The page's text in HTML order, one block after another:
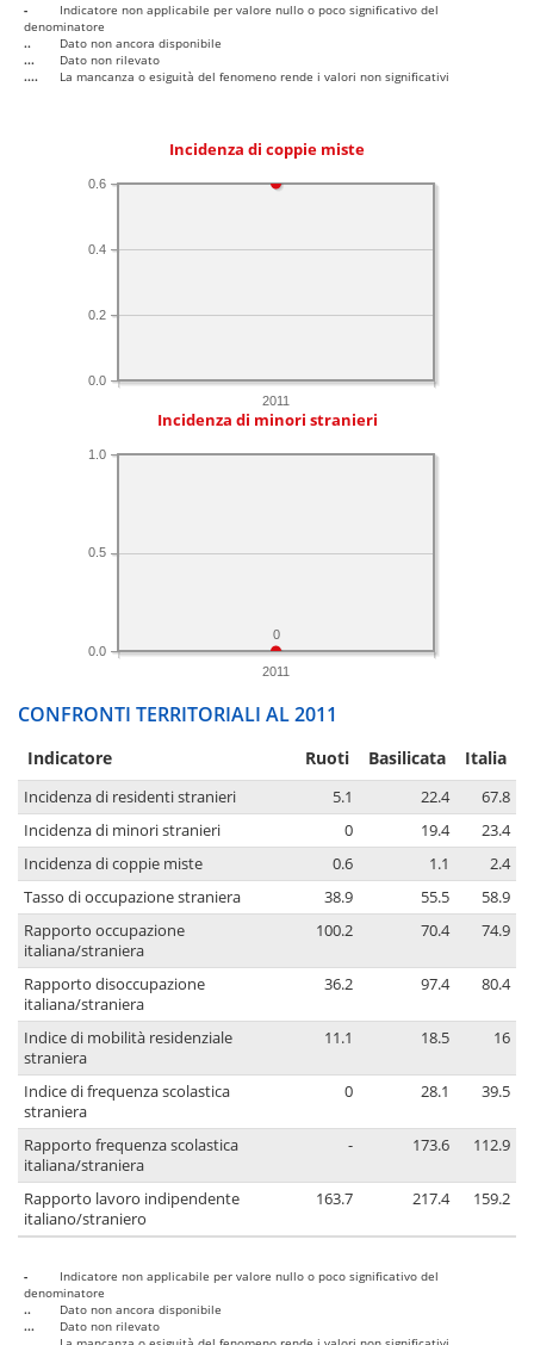
-
Indicatore non applicabile per valore nullo o poco significativo del
denominatore
..
Dato non ancora disponibile
...
Dato non rilevato
....
La mancanza o esiguità del fenomeno rende i valori non significativi
Incidenza di coppie miste
2011
0.0
0.2
0.4
0.6
Incidenza di minori stranieri
2011
0.0
0.5
1.0
0
CONFRONTI TERRITORIALI AL 2011
Indicatore Ruoti Basilicata Italia
Incidenza di residenti stranieri 5.1 22.4
67.8
Incidenza di minori stranieri
0 19.4
23.4
Incidenza di coppie miste
0.6 1.1
2.4
Tasso di occupazione straniera
38.9 55.5
58.9
Rapporto occupazione
italiana/straniera
100.2 70.4 74.9
Rapporto disoccupazione
italiana/straniera
36.2 97.4 80.4
Indice di mobilità residenziale
straniera
11.1 18.5 16
Indice di frequenza scolastica
straniera
0 28.1 39.5
Rapporto frequenza scolastica
italiana/straniera
- 173.6 112.9
Rapporto lavoro indipendente
italiano/straniero
163.7 217.4 159.2
-
Indicatore non applicabile per valore nullo o poco significativo del
denominatore
..
Dato non ancora disponibile
...
Dato non rilevato